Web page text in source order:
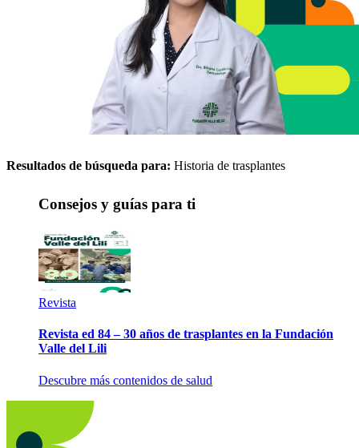
Resultados de búsqueda para: Historia de trasplantes
Consejos y guías para ti
Revista
Revista ed 84 – 30 años de trasplantes en la Fundación
Valle del Lili
Descubre más contenidos de salud